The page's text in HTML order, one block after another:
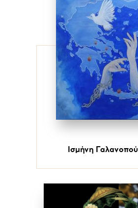
Ισμήνη